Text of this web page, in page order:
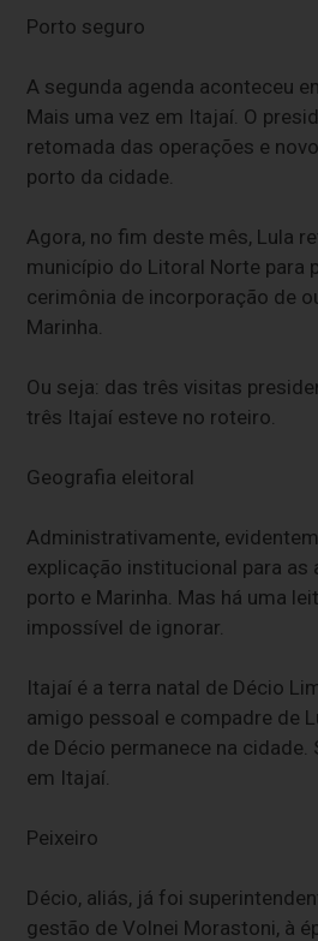
Porto seguro
A segunda agenda aconteceu
Mais uma vez em Itajaí. O
retomada das operações e
porto da cidade.
Agora, no fim deste mês, Lula
município do Litoral Norte para
cerimônia de incorporação de
Marinha.
Ou seja: das três visitas
três Itajaí esteve no roteiro.
Geografia eleitoral
Administrativamente,
explicação institucional para as
porto e Marinha. Mas há uma
impossível de ignorar.
Itajaí é a terra natal de Décio
amigo pessoal e compadre de
de Décio permanece na cidade.
em Itajaí.
Peixeiro
Décio, aliás, já foi
gestão de Volnei Morastoni, à